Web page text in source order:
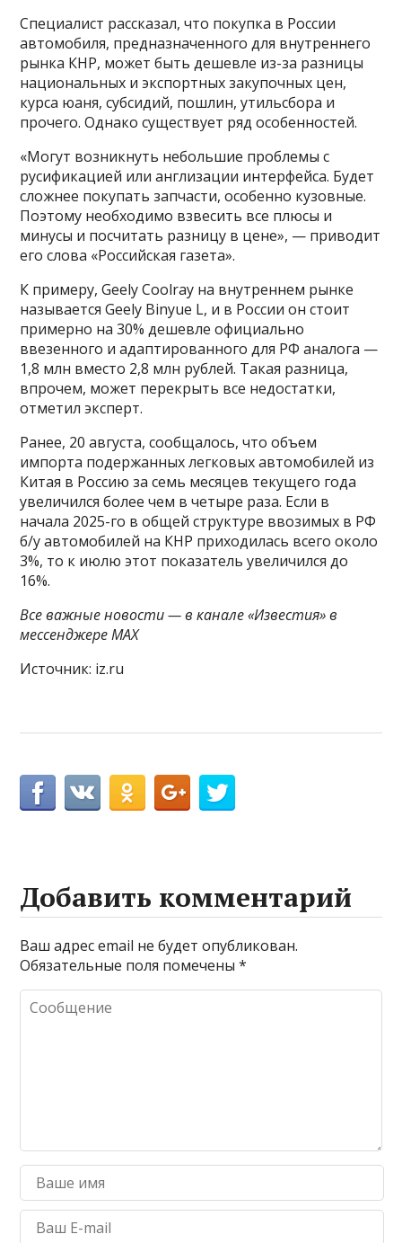
Специалист рассказал, что покупка в России
автомобиля, предназначенного для внутреннего
рынка КНР, может быть дешевле из-за разницы
национальных и экспортных закупочных цен,
курса юаня, субсидий, пошлин, утильсбора и
прочего. Однако существует ряд особенностей.
«Могут возникнуть небольшие проблемы с
русификацией или англизации интерфейса. Будет
сложнее покупать запчасти, особенно кузовные.
Поэтому необходимо взвесить все плюсы и
минусы и посчитать разницу в цене», — приводит
его слова «Российская газета».
К примеру, Geely Coolray на внутреннем рынке
называется Geely Binyue L, и в России он стоит
примерно на 30% дешевле официально
ввезенного и адаптированного для РФ аналога —
1,8 млн вместо 2,8 млн рублей. Такая разница,
впрочем, может перекрыть все недостатки,
отметил эксперт.
Ранее, 20 августа, сообщалось, что объем
импорта подержанных легковых автомобилей из
Китая в Россию за семь месяцев текущего года
увеличился более чем в четыре раза. Если в
начала 2025-го в общей структуре ввозимых в РФ
б/у автомобилей на КНР приходилась всего около
3%, то к июлю этот показатель увеличился до
16%.
Все важные новости — в канале «Известия» в
мессенджере МАХ
Источник: iz.ru
Добавить комментарий
Ваш адрес email не будет опубликован.
Обязательные поля помечены*